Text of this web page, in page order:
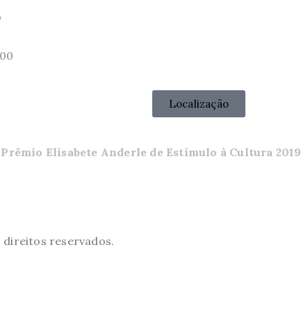
Localização
Elisabete Anderle de Estímulo à Cultura 2019
reservados.